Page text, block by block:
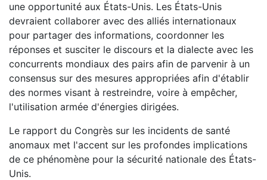
une opportunité aux États-Unis. Les États-Unis
devraient collaborer avec des alliés internationaux
pour partager des informations, coordonner les
réponses et susciter le discours et la dialecte avec les
concurrents mondiaux des pairs afin de parvenir à un
consensus sur des mesures appropriées afin d'établir
des normes visant à restreindre, voire à empêcher,
l'utilisation armée d'énergies dirigées.
Le rapport du Congrès sur les incidents de santé
anomaux met l'accent sur les profondes implications
de ce phénomène pour la sécurité nationale des États-
Unis.